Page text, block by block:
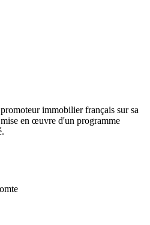
immobilier français sur sa
en œuvre d'un programme